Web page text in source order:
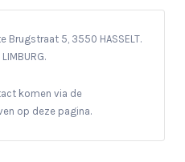
Brugstraat 5, 3550 HASSELT.
komen via de
op deze pagina.